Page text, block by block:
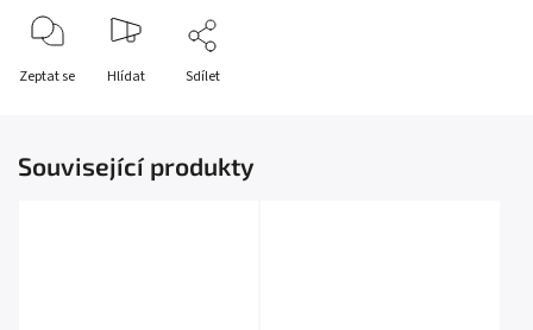
Zeptat se Hlídat Sdílet
Související produkty